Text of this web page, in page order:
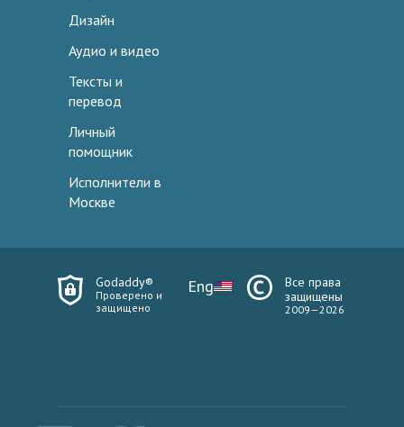
Дизайн
Аудио и видео
Тексты и
перевод
Личный
помощник
Исполнители в
Москве
Godaddy®
Проверено и
защищено
Eng
Все права
защищены
2009—2026